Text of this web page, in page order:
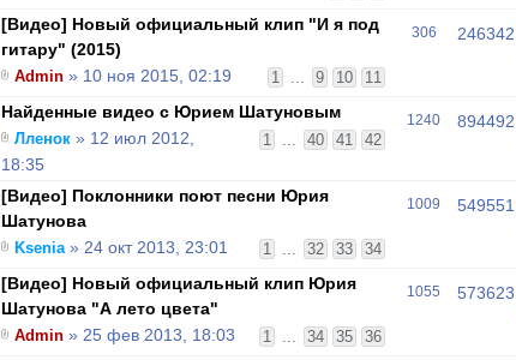
[Видео] Новый официальный клип "И я под
гитару" (2015)
1 ... 9 10 11
Admin » 10 ноя 2015, 02:19
306 246342
Найденные видео с Юрием Шатуновым
1 ... 40 41 42
Лленок » 12 июл 2012,
18:35
1240 894492
[Видео] Поклонники поют песни Юрия
Шатунова
1 ... 32 33 34
Ksenia» 24 окт 2013, 23:01
1009 549551
[Видео] Новый официальный клип Юрия
Шатунова "А лето цвета"
1 ... 34 35 36
Admin » 25 фев 2013, 18:03
1055 573623